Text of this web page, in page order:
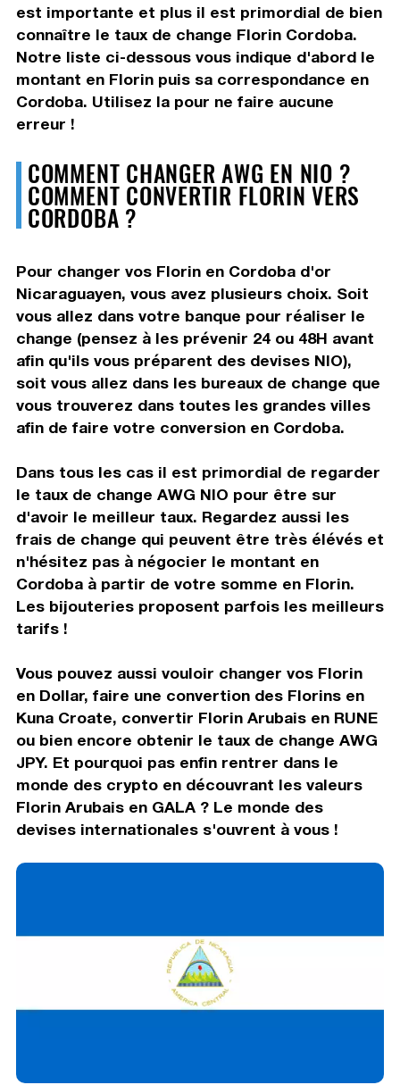
est importante et plus il est primordial de bien
connaître le taux de change Florin Cordoba.
Notre liste ci-dessous vous indique d'abord le
montant en Florin puis sa correspondance en
Cordoba. Utilisez la pour ne faire aucune
erreur !
COMMENT CHANGER AWG EN NIO ?
COMMENT CONVERTIR FLORIN VERS
CORDOBA ?
Pour changer vos Florin en Cordoba d'or
Nicaraguayen, vous avez plusieurs choix. Soit
vous allez dans votre banque pour réaliser le
change (pensez à les prévenir 24 ou 48H avant
afin qu'ils vous préparent des devises NIO),
soit vous allez dans les bureaux de change que
vous trouverez dans toutes les grandes villes
afin de faire votre conversion en Cordoba.
Dans tous les cas il est primordial de regarder
le taux de change AWG NIO pour être sur
d'avoir le meilleur taux. Regardez aussi les
frais de change qui peuvent être très élévés et
n'hésitez pas à négocier le montant en
Cordoba à partir de votre somme en Florin.
Les bijouteries proposent parfois les meilleurs
tarifs !
Vous pouvez aussi vouloir changer vos Florin
en Dollar, faire une convertion des Florins en
Kuna Croate, convertir Florin Arubais en RUNE
ou bien encore obtenir le taux de change AWG
JPY. Et pourquoi pas enfin rentrer dans le
monde des crypto en découvrant les valeurs
Florin Arubais en GALA ? Le monde des
devises internationales s'ouvrent à vous !